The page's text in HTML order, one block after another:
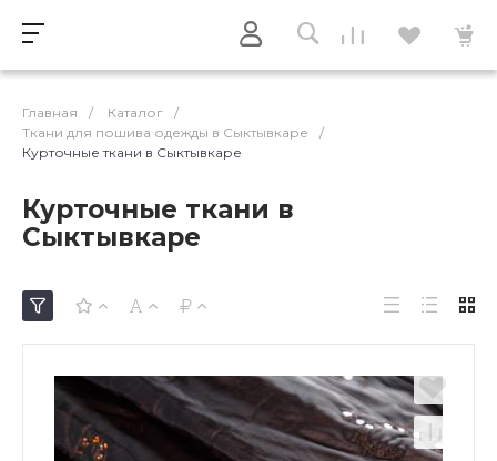
Главная / Каталог
/
Ткани для пошива одежды в Сыктывкаре
/
Курточные ткани в Сыктывкаре
Курточные ткани в
Сыктывкаре